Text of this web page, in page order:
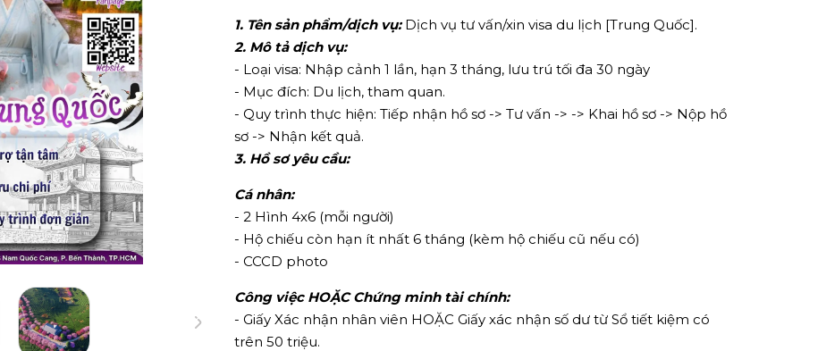
1. Tên sản phẩm/dịch vụ:Dịch vụ tư vấn/xin visa du lịch [Trung Quốc].
2. Mô tả dịch vụ:
- Loại visa: Nhập cảnh 1 lần, hạn 3 tháng, lưu trú tối đa 30 ngày
- Mục đích: Du lịch, tham quan.
- Quy trình thực hiện: Tiếp nhận hồ sơ -> Tư vấn -> -> Khai hồ sơ -> Nộp hồ
sơ -> Nhận kết quả.
3. Hồ sơ yêu cầu:
Cá nhân:
- 2 Hình 4x6 (mỗi người)
- Hộ chiếu còn hạn ít nhất 6 tháng (kèm hộ chiếu cũ nếu có)
- CCCD photo
Công việc HOẶC Chứng minh tài chính:
- Giấy Xác nhận nhân viên HOẶC Giấy xác nhận số dư từ Sổ tiết kiệm có
trên 50 triệu.